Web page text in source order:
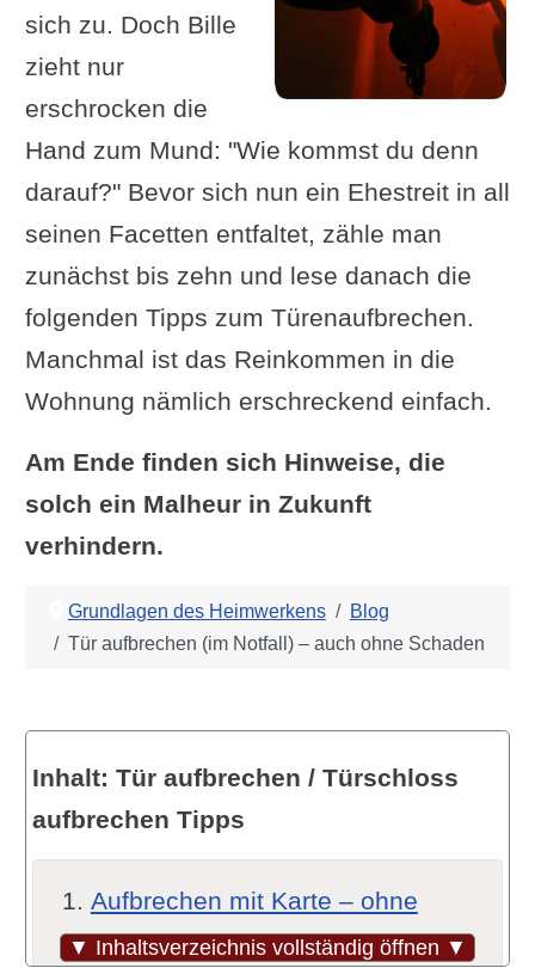
sich zu. Doch Bille
zieht nur
erschrocken die
Hand zum Mund: "Wie kommst du denn
darauf?" Bevor sich nun ein Ehestreit in all
seinen Facetten entfaltet, zähle man
zunächst bis zehn und lese danach die
folgenden Tipps zum Türenaufbrechen.
Manchmal ist das Reinkommen in die
Wohnung nämlich erschreckend einfach.
Am Ende finden sich Hinweise, die
solch ein Malheur in Zukunft
verhindern.
Grundlagen des Heimwerkens
Blog
Tür aufbrechen (im Notfall) – auch ohne Schaden
▼ Inhaltsverzeichnis vollständig öffnen ▼
Inhalt: Tür aufbrechen / Türschloss
aufbrechen Tipps
Aufbrechen mit Karte – ohne
Schaden